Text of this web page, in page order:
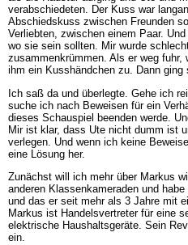
verabschiedeten. Der Kuss war
Abschiedskuss zwischen Freunden
Verliebten, zwischen einem Paar.
wo sie sein sollten. Mir wurde
zusammenkrümmen. Als er weg
ihm ein Kusshändchen zu. Dann ging
Ich saß da und überlegte. Gehe ich
suche ich nach Beweisen für ein
dieses Schauspiel beenden werde.
Mir ist klar, dass Ute nicht dumm ist
verlegen. Und wenn ich keine
eine Lösung her.
Zunächst will ich mehr über Markus
anderen Klassenkameraden und
und das er seit mehr als 3 Jahre mit
Markus ist Handelsvertreter für eine
elektrische Haushaltsgeräte. Sein
ein.